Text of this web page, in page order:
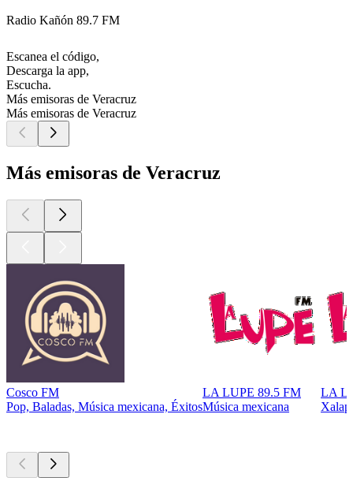
Radio Kañón 89.7 FM
Escanea el código,
Descarga la app,
Escucha.
Más emisoras de Veracruz
Más emisoras de Veracruz
Más emisoras de Veracruz
Cosco FM
Pop, Baladas, Música mexicana, Éxitos
LA LUPE 89.5 FM
Música mexicana
LA